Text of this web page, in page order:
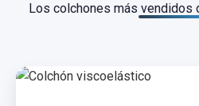
Los colchones más vendidos